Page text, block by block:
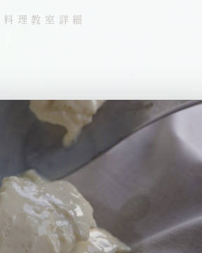
料理教室詳細